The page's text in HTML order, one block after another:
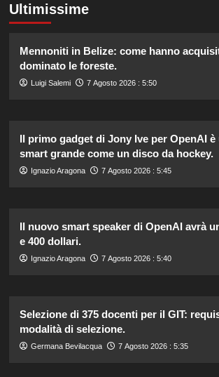
Ultimissime
Mennoniti in Belize: come hanno
dominato le foreste.
Luigi Salemi 7 Agosto 2026 : 5:50
Il primo gadget di Jony Ive per OpenAI
smart grande come un disco da hockey.
Ignazio Aragona 7 Agosto 2026 : 5:45
Il nuovo smart speaker di OpenAI avrà
e 400 dollari.
Ignazio Aragona 7 Agosto 2026 : 5:40
Selezione di 375 docenti per il GIT:
modalità di selezione.
Germana Bevilacqua 7 Agosto 2026 : 5:35